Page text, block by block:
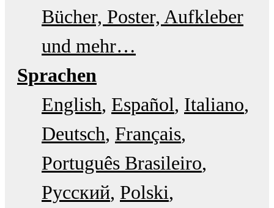
Bücher, Poster, Aufkleber
und mehr…
Sprachen
English Español Italiano
Deutsch Français
Português Brasileiro
Русский Polski